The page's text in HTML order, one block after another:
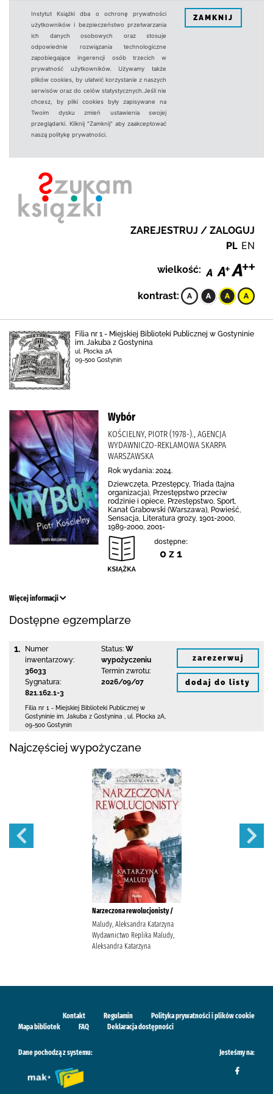
Instytut Książki dba o ochronę prywatności
użytkowników i bezpieczeństwo przetwarzania
ich danych osobowych oraz stosuje
odpowiednie rozwiązania technologiczne
zapobiegające ingerencji osób trzecich w
prywatność użytkowników. Używamy także
plików cookies, by ułatwić korzystanie z naszych
serwisów oraz do celów statystycznych.Jeśli nie
chcesz, by pliki cookies były zapisywane na
Twoim dysku zmień ustawienia swojej
przeglądarki. Kliknij "Zamknij" aby zaakceptować
naszą politykę prywatności.
ZAMKNIJ
ZAREJESTRUJ / ZALOGUJ
PL EN
wielkość:
kontrast:
Filia nr 1 - Miejskiej Biblioteki Publicznej w Gostyninie
im. Jakuba z Gostynina
ul. Płocka 2A
09-500 Gostynin
Wybór
KOŚCIELNY, PIOTR (1978-)., AGENCJA
WYDAWNICZO-REKLAMOWA SKARPA
WARSZAWSKA
Rok wydania: 2024.
Dziewczęta, Przestępcy, Triada (tajna
organizacja), Przestępstwo przeciw
rodzinie i opiece, Przestępstwo, Sport,
Kanał Grabowski (Warszawa), Powieść,
Sensacja, Literatura grozy, 1901-2000,
1989-2000, 2001-
dostępne:
0 z 1
Więcej informacji
Dostępne egzemplarze
1.
Numer
inwentarzowy:
36033
Sygnatura:
821.162.1-3
Status: W
wypożyczeniu
Termin zwrotu:
2026/09/07
Filia nr 1 - Miejskiej Biblioteki Publicznej w
Gostyninie im. Jakuba z Gostynina
ul. Płocka 2A
09-500 Gostynin
zarezerwuj
dodaj do listy
Najczęściej wypożyczane
Narzeczona rewolucjonisty /
Maludy, Aleksandra Katarzyna
Wydawnictwo Replika Maludy,
Aleksandra Katarzyna
Kontakt Regulamin
Polityka prywatności i plików cookie
Mapa bibliotek
FAQ Deklaracja dostępności
Dane pochodzą z systemu: Jesteśmy na: